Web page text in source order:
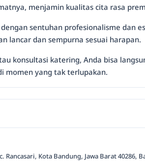
menjamin kualitas cita rasa
sentuhan profesionalisme dan
lancar dan sempurna sesuai harapan.
konsultasi katering, Anda bisa
momen yang tak terlupakan.
Kota Bandung, Jawa Barat 40286,